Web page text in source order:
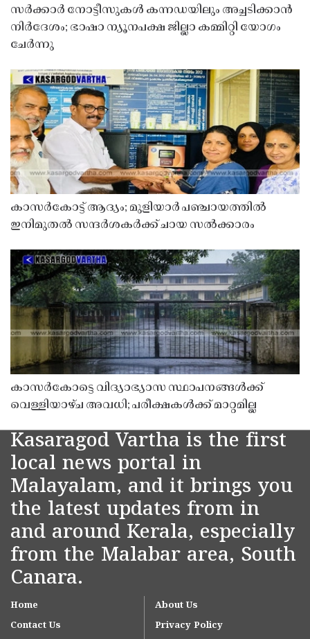
സർക്കാർ നോട്ടീസുകൾ കന്നഡയിലും അച്ചടിക്കാൻ
നിർദേശം; ഭാഷാ ന്യൂനപക്ഷ ജില്ലാ കമ്മിറ്റി യോഗം
ചേർന്നു
കാസർകോട്ട് ആദ്യം; മുളിയാർ പഞ്ചായത്തിൽ
ഇനിമുതൽ സന്ദർശകർക്ക് ചായ സൽക്കാരം
കാസർകോട്ടെ വിദ്യാഭ്യാസ സ്ഥാപനങ്ങൾക്ക്
വെള്ളിയാഴ്ച അവധി; പരീക്ഷകൾക്ക് മാറ്റമില്ല
Kasaragod Vartha is the first
local news portal in
Malayalam, and it brings you
the latest updates from in
and around Kerala, especially
from the Malabar area, South
Canara.
Home
About Us
Contact Us
Privacy Policy